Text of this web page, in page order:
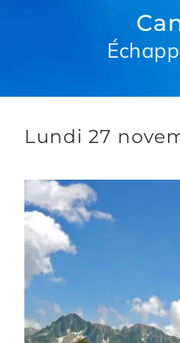
Lundi 27